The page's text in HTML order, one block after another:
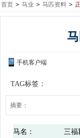
首页 > 马业 > 马匹资料 >
手机客户端
TAG标签：
摘要：
马名： 三福